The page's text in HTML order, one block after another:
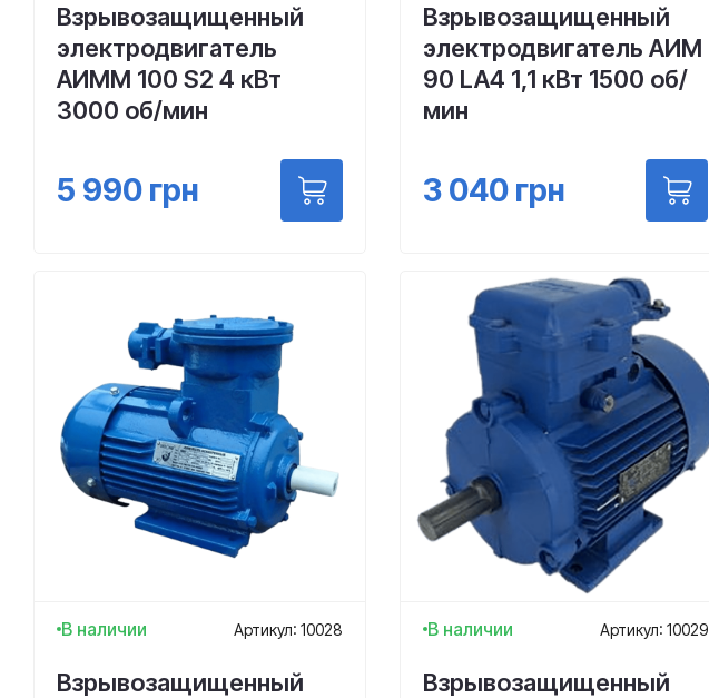
Взрывозащищенный
электродвигатель
АИMM 100 S2 4 кВт
3000 об/мин
5 990 грн
Взрывозащищенный
электродвигатель АИМ
90 LA4 1,1 кВт 1500 об/
мин
3 040грн
В наличии Артикул: 10028
Взрывозащищенный
В наличии Артикул: 10029
Взрывозащищенный